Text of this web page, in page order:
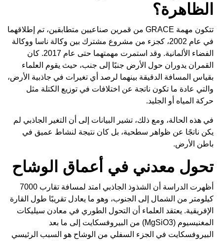
الظاهرة؟
تتكون مهمة GRACE من قمرين صناعيين متطابقين، تم إطلاقهما
في عام 2002، كجزء من مشروع مشترك بين وكالة ناسا ووكالة
الفضاء الألمانية. وقد استمرت مهمتهما حتى عام 2017. كان
القمران يدوران حول الأرض جنبًا إلى جنب، حيث يقوم العلماء
بقياس المسافة الدقيقة بينهما لرصد أي تغيرات في جاذبية الأرض،
والتي عادة ما تكون ناتجة عن اختلافات في توزيع الكتلة مثل
حركة المياه أو الجليد.
في هذه الحالة، ومع ذلك، تشير البيانات إلى أن التغير الجاذبي لم
يكن ناتجًا عن ظواهر سطحية، بل كان نتيجة لنشاط عميق في
باطن الأرض.
تحول معدني في أعماق الوشاح
أظهرت الدراسة أن الشذوذ الجاذبي امتد لمسافة تقارب 7000
كيلومتر من الشمال إلى الجنوب، وهو ما يعادل تقريبًا طول القارة
الإفريقية. يعتقد العلماء أن التحول الطوري في معادن سيليكات
المغنيسيوم (MgSiO3) من البيروفسكايت إلى ما بعد
البيروفسكايت في الجزء السفلي من الوشاح هو السبب الرئيسي